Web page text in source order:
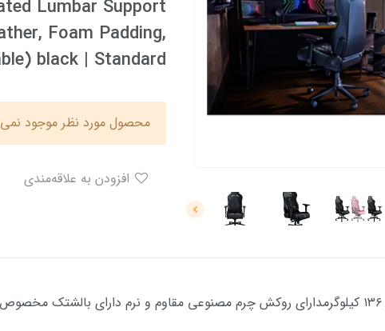
Lumbar Support
Foam Padding,
black | Standard
محصول مورد نظر موجود